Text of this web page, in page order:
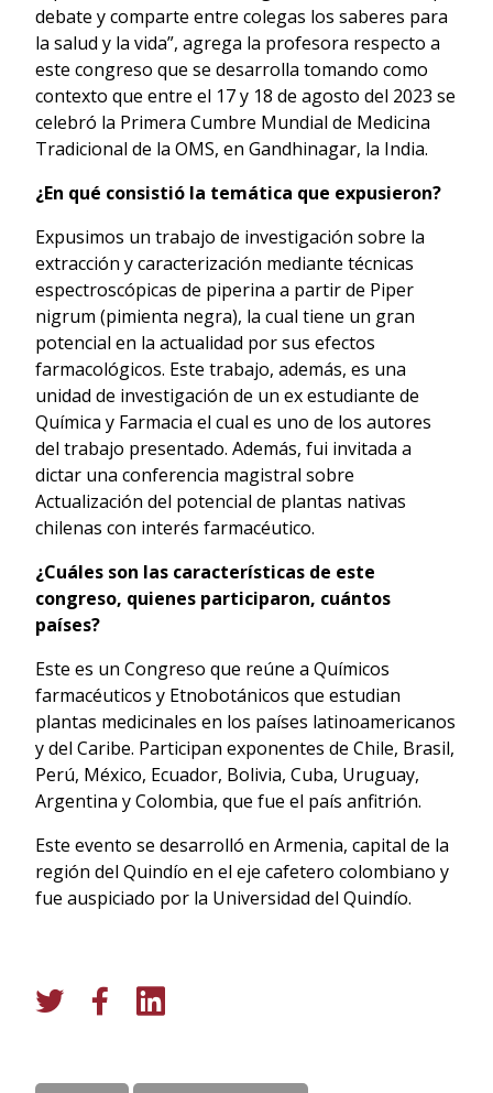
debate y comparte entre colegas los saberes para
la salud y la vida”, agrega la profesora respecto a
este congreso que se desarrolla tomando como
contexto que entre el 17 y 18 de agosto del 2023 se
celebró la Primera Cumbre Mundial de Medicina
Tradicional de la OMS, en Gandhinagar, la India.
¿En qué consistió la temática que expusieron?
Expusimos un trabajo de investigación sobre la
extracción y caracterización mediante técnicas
espectroscópicas de piperina a partir de Piper
nigrum (pimienta negra), la cual tiene un gran
potencial en la actualidad por sus efectos
farmacológicos. Este trabajo, además, es una
unidad de investigación de un ex estudiante de
Química y Farmacia el cual es uno de los autores
del trabajo presentado. Además, fui invitada a
dictar una conferencia magistral sobre
Actualización del potencial de plantas nativas
chilenas con interés farmacéutico.
¿Cuáles son las características de este
congreso, quienes participaron, cuántos
países?
Este es un Congreso que reúne a Químicos
farmacéuticos y Etnobotánicos que estudian
plantas medicinales en los países latinoamericanos
y del Caribe. Participan exponentes de Chile, Brasil,
Perú, México, Ecuador, Bolivia, Cuba, Uruguay,
Argentina y Colombia, que fue el país anfitrión.
Este evento se desarrolló en Armenia, capital de la
región del Quindío en el eje cafetero colombiano y
fue auspiciado por la Universidad del Quindío.